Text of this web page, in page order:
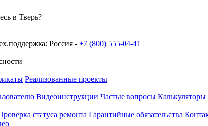
в Тверь?
Россия - +7 (800) 555-04-41
Реализованные проекты
Видеоинструкции Частые вопросы Калькуляторы
статуса ремонта Гарантийные обязательства